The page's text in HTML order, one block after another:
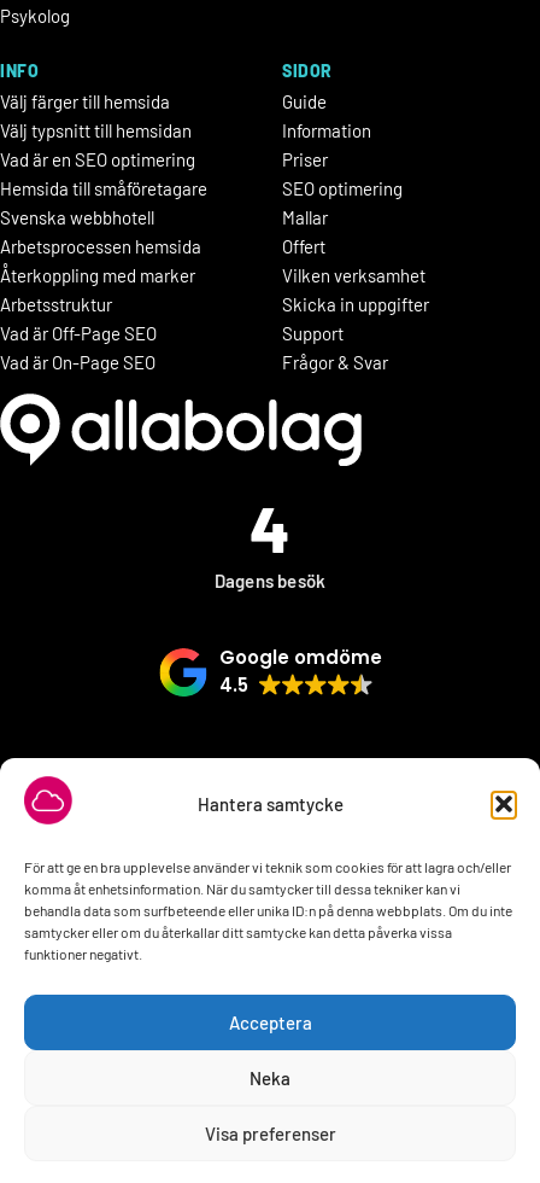
Hantera samtycke
För att ge en bra upplevelse använder vi teknik som cookies för att lagra och/eller
komma åt enhetsinformation. När du samtycker till dessa tekniker kan vi
behandla data som surfbeteende eller unika ID:n på denna webbplats. Om du inte
samtycker eller om du återkallar ditt samtycke kan detta påverka vissa
funktioner negativt.
Acceptera
Neka
Visa preferenser
Psykolog
INFO
Välj färger till hemsida
Välj typsnitt till hemsidan
Vad är en SEO optimering
Hemsida till småföretagare
Svenska webbhotell
Arbetsprocessen hemsida
Återkoppling med marker
Arbetsstruktur
Vad är Off-Page SEO
Vad är On-Page SEO
SIDOR
Guide
Information
Priser
SEO optimering
Mallar
Offert
Vilken verksamhet
Skicka in uppgifter
Support
Frågor & Svar
4
Dagens besök
Google omdöme
4.5